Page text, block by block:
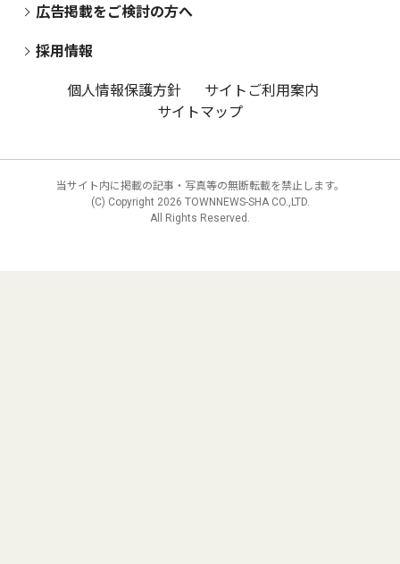
広告掲載をご検討の方へ
採用情報
個人情報保護方針
サイトご利用案内
サイトマップ
当サイト内に掲載の記事・写真等の無断転載を禁止します。
(C) Copyright 2026 TOWNNEWS-SHA CO.,LTD.
All Rights Reserved.